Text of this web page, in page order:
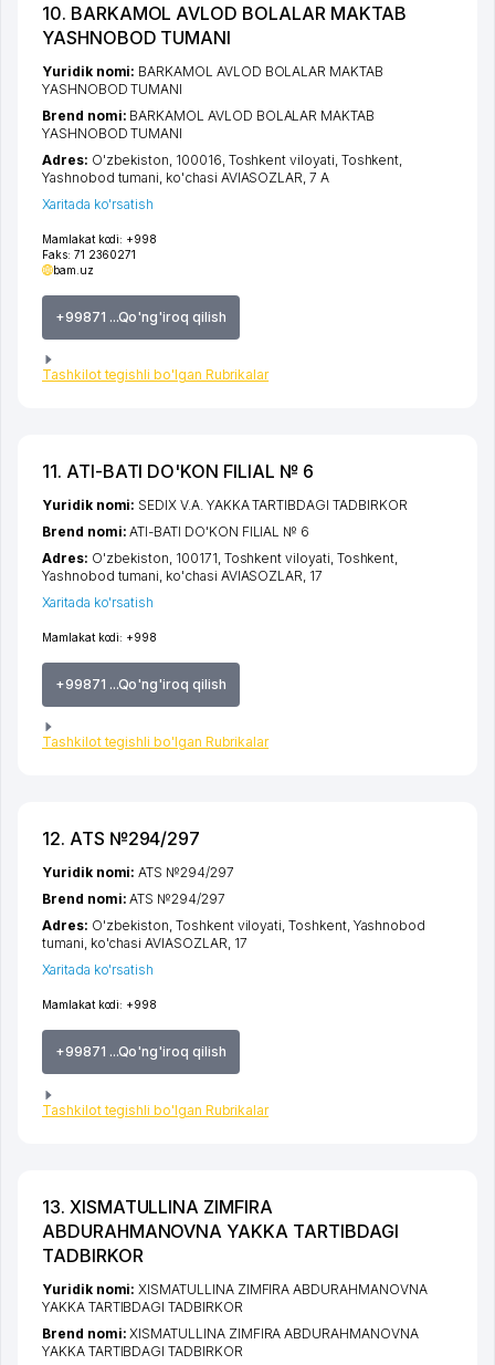
10. BARKAMOL AVLOD BOLALAR MAKTAB
YASHNOBOD TUMANI
Mamlakat kodi: +998
Faks: 71 2360271
bam.uz
+99871 ...Qo'ng'iroq qilish
Tashkilot tegishli bo'lgan Rubrikalar
Yuridik nomi: BARKAMOL AVLOD BOLALAR MAKTAB
YASHNOBOD TUMANI
Brend nomi: BARKAMOL AVLOD BOLALAR MAKTAB
YASHNOBOD TUMANI
Adres: O'zbekiston, 100016, Toshkent viloyati Toshkent
Yashnobod tumani ko'chasi AVIASOZLAR , 7 А
Xaritada ko'rsatish
11. ATI-BATI DO'KON FILIAL № 6
Mamlakat kodi: +998
+99871 ...Qo'ng'iroq qilish
Tashkilot tegishli bo'lgan Rubrikalar
Yuridik nomi: SEDIX V.A. YAKKA TARTIBDAGI TADBIRKOR
Brend nomi:ATI-BATI DO'KON FILIAL № 6
Adres: O'zbekiston, 100171, Toshkent viloyati, Toshkent,
Yashnobod tumani, ko'chasi AVIASOZLAR, 17
Xaritada ko'rsatish
12. ATS №294/297
Mamlakat kodi: +998
+99871 ...Qo'ng'iroq qilish
Tashkilot tegishli bo'lgan Rubrikalar
Yuridik nomi:ATS №294/297
Brend nomi:ATS №294/297
Adres: O'zbekiston,Toshkent viloyati,Toshkent, Yashnobod
tumani, ko'chasi AVIASOZLAR, 17
Xaritada ko'rsatish
13. XISMATULLINA ZIMFIRA
ABDURAHMANOVNA YAKKA TARTIBDAGI
TADBIRKOR
Yuridik nomi:XISMATULLINA ZIMFIRA ABDURAHMANOVNA
YAKKA TARTIBDAGI TADBIRKOR
Brend nomi:XISMATULLINA ZIMFIRA ABDURAHMANOVNA
YAKKA TARTIBDAGI TADBIRKOR